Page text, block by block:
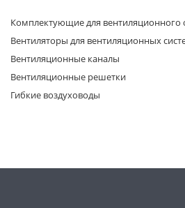
Комплектующие для вентиляционного
Вентиляторы для вентиляционных
Вентиляционные каналы
Вентиляционные решетки
Гибкие воздуховоды